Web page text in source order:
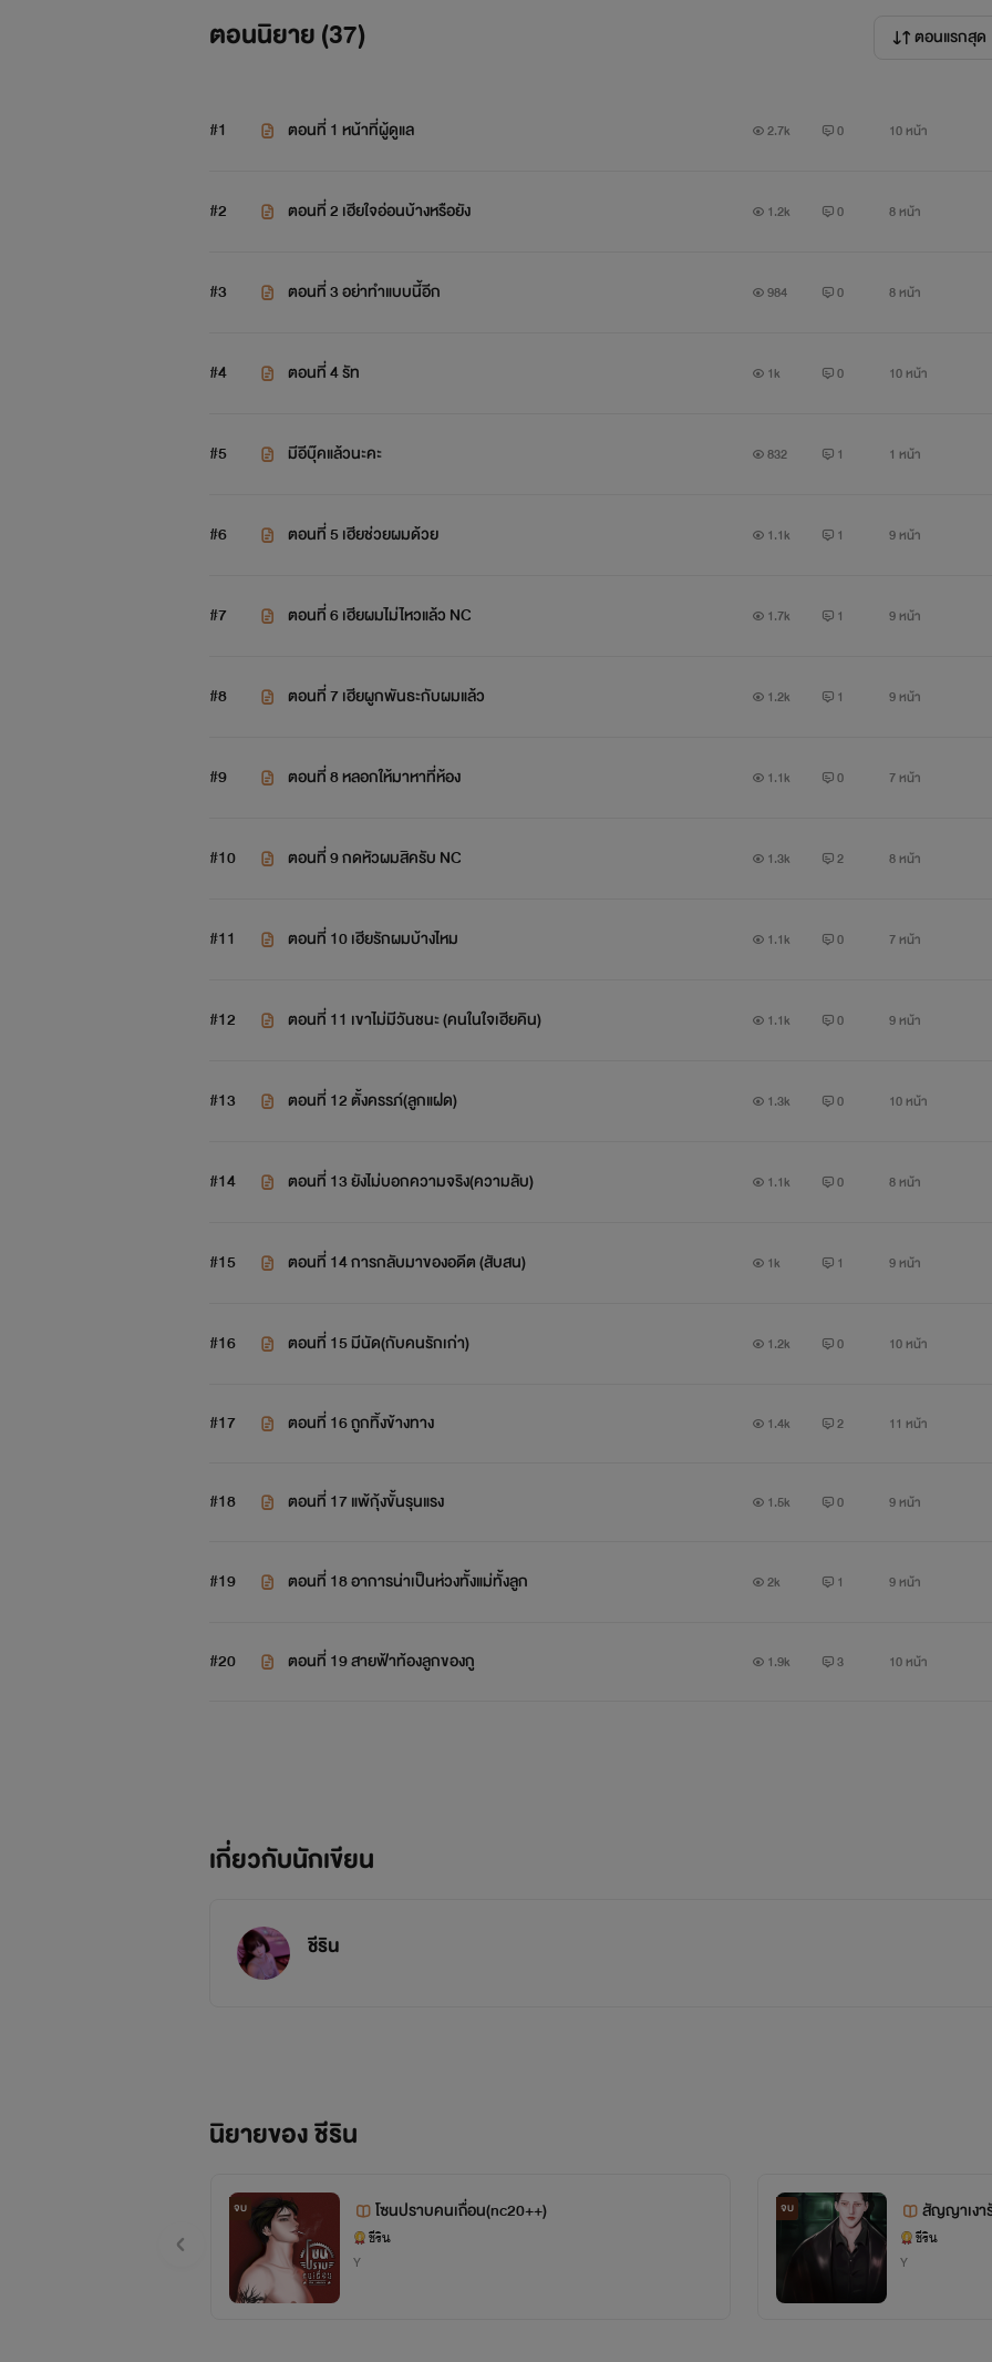
ตอนนิยาย (37) ตอนแรกสุด
#1 ตอนที่ 1 หน้าที่ผู้ดูแล 2.7k 0 10 หน้า
#2 ตอนที่ 2 เฮียใจอ่อนบ้างหรือยัง 1.2k 0 8 หน้า
#3 ตอนที่ 3 อย่าทำแบบนี้อีก 984 0 8 หน้า
#4 ตอนที่ 4 รัท 1k 0 10 หน้า
#5 มีอีบุ๊คแล้วนะคะ 832 1 1 หน้า
#6 ตอนที่ 5 เฮียช่วยผมด้วย 1.1k 1 9 หน้า
#7 ตอนที่ 6 เฮียผมไม่ไหวแล้ว NC 1.7k 1 9 หน้า
#8 ตอนที่ 7 เฮียผูกพันธะกับผมแล้ว 1.2k 1 9 หน้า
#9 ตอนที่ 8 หลอกให้มาหาที่ห้อง 1.1k 0 7 หน้า
#10 ตอนที่ 9 กดหัวผมสิครับ NC 1.3k 2 8 หน้า
#11 ตอนที่ 10 เฮียรักผมบ้างไหม 1.1k 0 7 หน้า
#12 ตอนที่ 11 เขาไม่มีวันชนะ (คนในใจเฮียคิน) 1.1k 0 9 หน้า
#13 ตอนที่ 12 ตั้งครรภ์(ลูกแฝด) 1.3k 0 10 หน้า
#14 ตอนที่ 13 ยังไม่บอกความจริง(ความลับ) 1.1k 0 8 หน้า
#15 ตอนที่ 14 การกลับมาของอดีต (สับสน) 1k 1 9 หน้า
#16 ตอนที่ 15 มีนัด(กับคนรักเก่า) 1.2k 0 10 หน้า
#17 ตอนที่ 16 ถูกทิ้งข้างทาง 1.4k 2 11 หน้า
#18 ตอนที่ 17 แพ้กุ้งขั้นรุนแรง 1.5k 0 9 หน้า
#19 ตอนที่ 18 อาการน่าเป็นห่วงทั้งแม่ทั้งลูก 2k 1 9 หน้า
#20 ตอนที่ 19 สายฟ้าท้องลูกของกู 1.9k 3 10 หน้า
เกี่ยวกับนักเขียน
ชีริน
นิยายของ ชีริน
จบ โซนปราบคนเถื่อน(nc20++)
ชีริน
Y
จบ สัญญาเงา
ชีริน
Y